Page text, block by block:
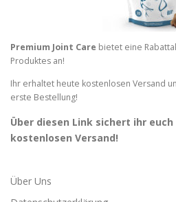
Premium Joint Care bietet eine
Produktes an!
Ihr erhaltet heute kostenlosen Versand
erste Bestellung!
Über diesen Link sichert ihr
kostenlosen Versand!
Über Uns